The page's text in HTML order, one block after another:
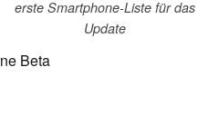
erste Smartphone-Liste für das
Update
Beta